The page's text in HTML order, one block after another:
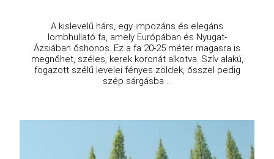
A kislevelű hárs, egy impozáns és elegáns
lombhullató fa, amely Európában és Nyugat-
Ázsiában őshonos. Ez a fa 20-25 méter magasra is
megnőhet, széles, kerek koronát alkotva. Szív alakú,
fogazott szélű levelei fényes zöldek, ősszel pedig
szép sárgásba ...